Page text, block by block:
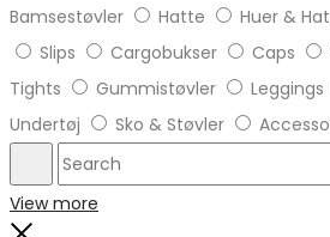
Bamsestøvler
Hatte Huer &
Slips
Cargobukser Caps
Tights
Gummistøvler Leggings
Undertøj
Sko & Støvler
Search
View more